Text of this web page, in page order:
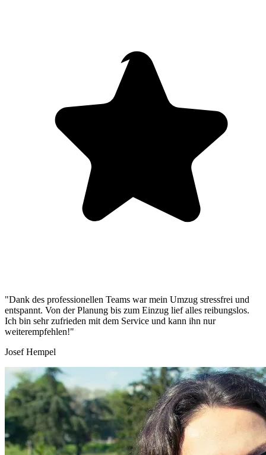
"Dank des professionellen Teams war mein Umzug stressfrei und
entspannt. Von der Planung bis zum Einzug lief alles reibungslos.
Ich bin sehr zufrieden mit dem Service und kann ihn nur
weiterempfehlen!"
Josef Hempel